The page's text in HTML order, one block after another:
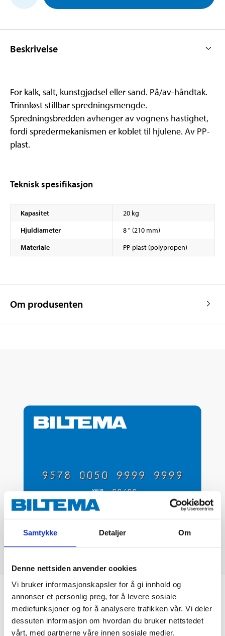
Samtykke Detaljer Om
Denne nettsiden anvender cookies
Vi bruker informasjonskapsler for å gi innhold og
annonser et personlig preg, for å levere sosiale
mediefunksjoner og for å analysere trafikken vår. Vi deler
dessuten informasjon om hvordan du bruker nettstedet
vårt, med partnerne våre innen sosiale medier,
Beskrivelse
For kalk, salt, kunstgjødsel eller sand. På/av-håndtak.
Trinnløst stillbar spredningsmengde.
Spredningsbredden avhenger av vognens hastighet,
fordi spredermekanismen er koblet til hjulene. Av PP-
plast.
Teknisk spesifikasjon
Kapasitet
20 kg
Hjuldiameter
8 " (210 mm)
Materiale
PP-plast (polypropen)
Om produsenten
Biltemakortet
DEL OPP DIN BETALING